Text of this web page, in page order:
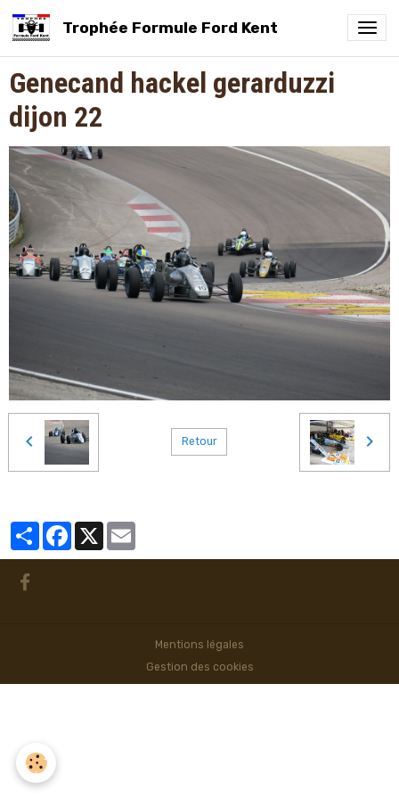
Trophée Formule Ford Kent
Genecand hackel gerarduzzi
dijon 22
Retour
PartagerFacebook
X
Mentions légales
Gestion des cookies